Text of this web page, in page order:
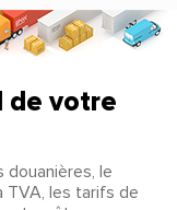
de votre
douanières, le
TVA, les tarifs de